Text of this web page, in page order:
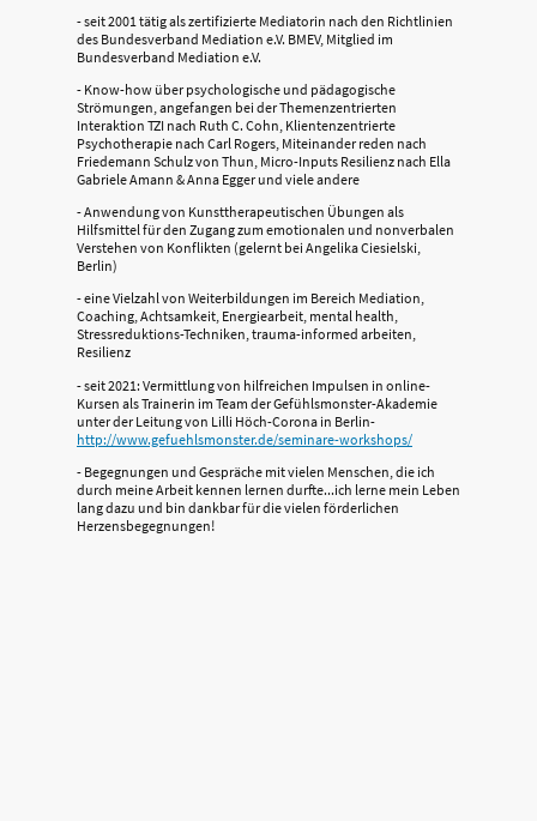
- seit 2001 tätig als zertifizierte Mediatorin nach den Richtlinien
des Bundesverband Mediation e.V. BMEV, Mitglied im
Bundesverband Mediation e.V.
- Know-how über psychologische und pädagogische
Strömungen, angefangen bei der Themenzentrierten
Interaktion TZI nach Ruth C. Cohn, Klientenzentrierte
Psychotherapie nach Carl Rogers, Miteinander reden nach
Friedemann Schulz von Thun, Micro-Inputs Resilienz nach Ella
Gabriele Amann & Anna Egger und viele andere
- Anwendung von Kunsttherapeutischen Übungen als
Hilfsmittel für den Zugang zum emotionalen und nonverbalen
Verstehen von Konflikten (gelernt bei Angelika Ciesielski,
Berlin)
- eine Vielzahl von Weiterbildungen im Bereich Mediation,
Coaching, Achtsamkeit, Energiearbeit, mental health,
Stressreduktions-Techniken, trauma-informed arbeiten,
Resilienz
- seit 2021: Vermittlung von hilfreichen Impulsen in online-
Kursen als Trainerin im Team der Gefühlsmonster-Akademie
unter der Leitung von Lilli Höch-Corona in Berlin-
http://www.gefuehlsmonster.de/seminare-workshops/
- Begegnungen und Gespräche mit vielen Menschen, die ich
durch meine Arbeit kennen lernen durfte...ich lerne mein Leben
lang dazu und bin dankbar für die vielen förderlichen
Herzensbegegnungen!